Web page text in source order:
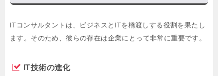
ITコンサルタントは、ビジネスとITを橋渡しする役割を果たし
ます。そのため、彼らの存在は企業にとって非常に重要です。
IT技術の進化